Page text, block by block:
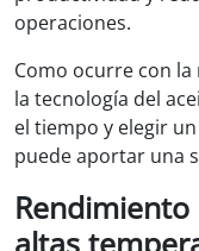
operaciones.
Como ocurre con
la tecnología del
el tiempo y elegir
puede aportar una
altas